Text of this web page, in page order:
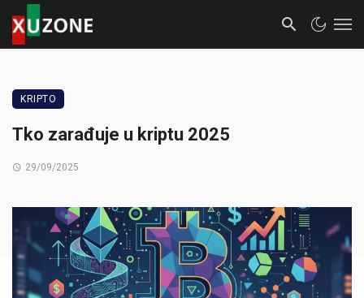
KRIPTO
Tko zarađuje u kriptu 2025
29/09/2025